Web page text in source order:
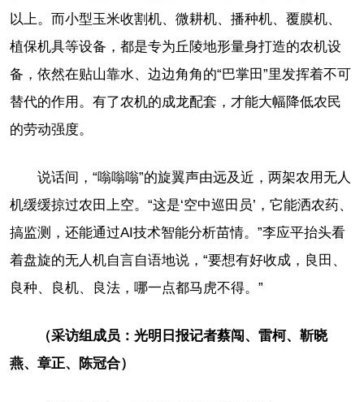
以上。而小型玉米收割机、微耕机、播种机、覆膜机、
植保机具等设备，都是专为丘陵地形量身打造的农机设
备，依然在贴山靠水、边边角角的“巴掌田”里发挥着不可
替代的作用。有了农机的成龙配套，才能大幅降低农民
的劳动强度。
说话间，“嗡嗡嗡”的旋翼声由远及近，两架农用无人
机缓缓掠过农田上空。“这是‘空中巡田员’，它能洒农药、
搞监测，还能通过AI技术智能分析苗情。”李应平抬头看
着盘旋的无人机自言自语地说，“要想有好收成，良田、
良种、良机、良法，哪一点都马虎不得。”
（采访组成员：光明日报记者蔡闯、雷柯、靳晓
燕、章正、陈冠合）